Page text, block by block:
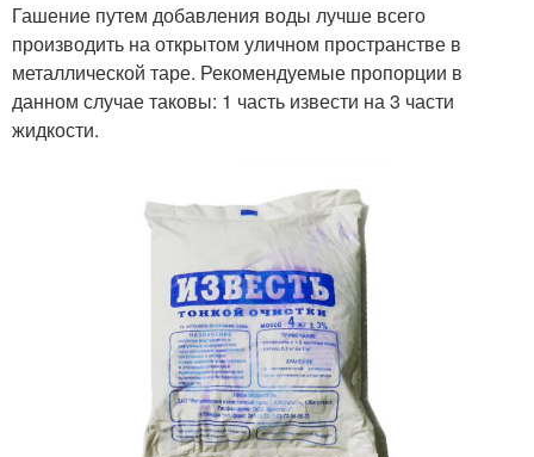
Гашение путем добавления воды лучше всего
производить на открытом уличном пространстве в
металлической таре. Рекомендуемые пропорции в
данном случае таковы: 1 часть извести на 3 части
жидкости.